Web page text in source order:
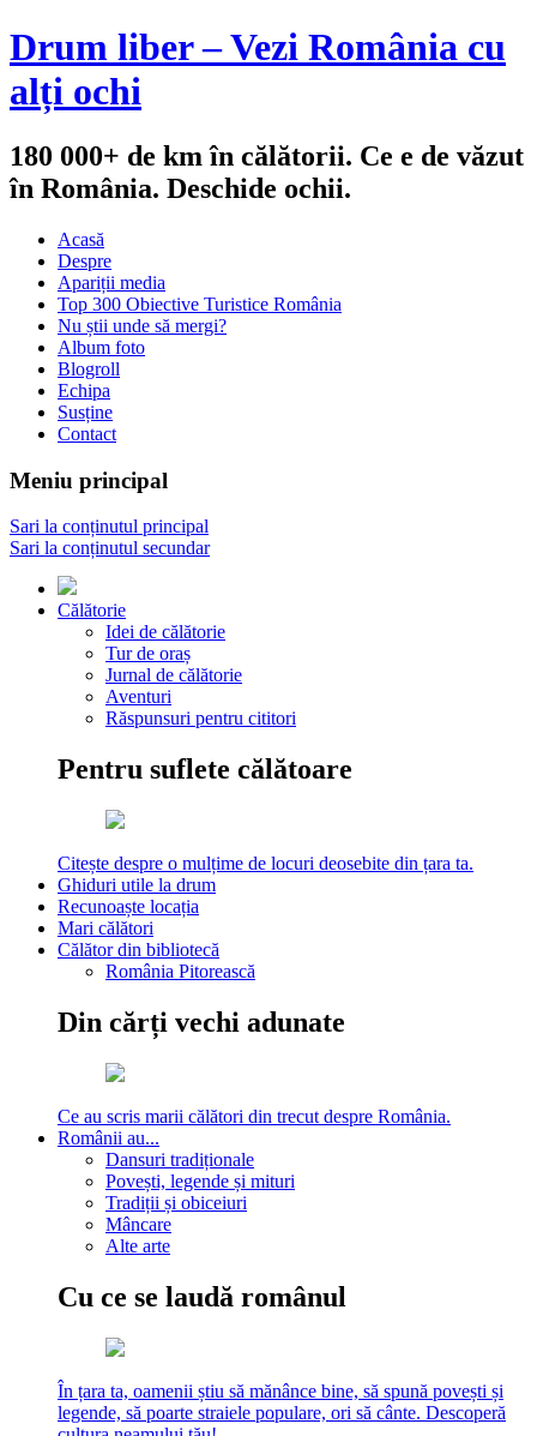
Drum liber – Vezi România cu
alți ochi
180 000+ de km în călătorii. Ce e de văzut
în România. Deschide ochii.
Acasă
Despre
Apariții media
Top 300 Obiective Turistice România
Nu știi unde să mergi?
Album foto
Blogroll
Echipa
Susține
Contact
Meniu principal
Sari la conținutul principal
Sari la conținutul secundar
Călătorie
Idei de călătorie
Tur de oraș
Jurnal de călătorie
Aventuri
Răspunsuri pentru cititori
Pentru suflete călătoare
Citește despre o mulțime de locuri deosebite din țara ta.
Ghiduri utile la drum
Recunoaște locația
Mari călători
Călător din bibliotecă
România Pitorească
Din cărți vechi adunate
Ce au scris marii călători din trecut despre România.
Românii au...
Dansuri tradiționale
Povești, legende și mituri
Tradiții și obiceiuri
Mâncare
Alte arte
Cu ce se laudă românul
În țara ta, oamenii știu să mănânce bine, să spună povești și
legende, să poarte straiele populare, ori să cânte. Descoperă